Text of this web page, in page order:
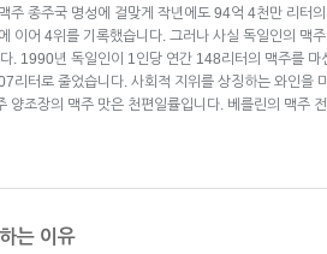
주 종주국 명성에 걸맞게 작년에도 94억 4천만 리터
이어 4위를 기록했습니다. 그러나 사실 독일인의 맥
. 1990년 독일인이 1인당 연간 148리터의 맥주를 마
리터로 줄었습니다. 사회적 지위를 상징하는 와인을
양조장의 맥주 맛은 천편일률입니다. 베를린의 맥주
는 이유